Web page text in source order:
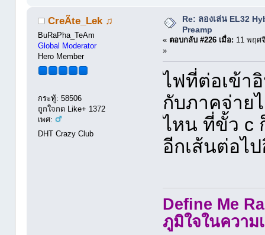
CreÃte_Lek ♫
BuRaPha_TeAm
Global Moderator
Hero Member
กระทู้: 58506
ถูกใจกด Like+ 1372
เพศ:
DHT Crazy Club
Re: ลองเล่น EL32
Preamp
« ตอบกลับ #226 เมื่อ: 11 พฤศ
»
ไฟที่ต่อเข้า
กับภาคจ่าย
ไหน ที่ขั้ว c
อีกเส้นต่อไ
Define Me
ภูมิใจในความ